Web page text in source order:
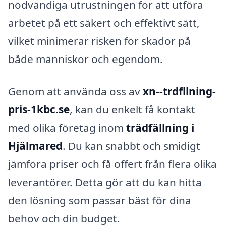
nödvändiga utrustningen för att utföra
arbetet på ett säkert och effektivt sätt,
vilket minimerar risken för skador på
både människor och egendom.
Genom att använda oss avxn--trdfllning-
pris-1kbc.se, kan du enkelt få kontakt
med olika företag inom trädfällning i
Hjälmared. Du kan snabbt och smidigt
jämföra priser och få offert från flera olika
leverantörer. Detta gör att du kan hitta
den lösning som passar bäst för dina
behov och din budget.